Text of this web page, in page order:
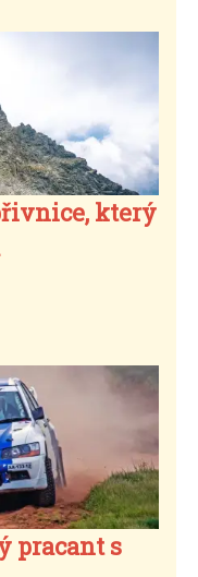
který
pracant s